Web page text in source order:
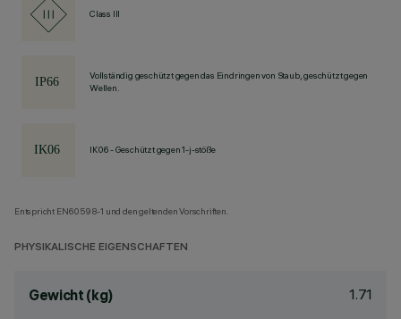
Class III
Vollständig geschützt gegen das Eindringen von Staub, geschützt gegen
Wellen.
IK06 - Geschützt gegen 1-j-stöße
Entspricht EN60598-1 und den geltenden Vorschriften.
PHYSIKALISCHE EIGENSCHAFTEN
Gewicht (kg) 1.71